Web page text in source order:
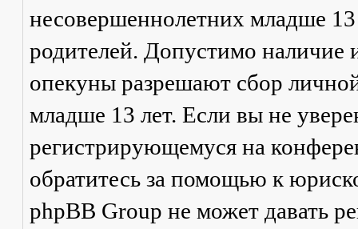
несовершеннолетних младше 13
родителей. Допустимо наличие
опекуны разрешают сбор
младше 13 лет. Если вы не
регистрирующемуся на
обратитесь за помощью к
phpBB Group не может давать